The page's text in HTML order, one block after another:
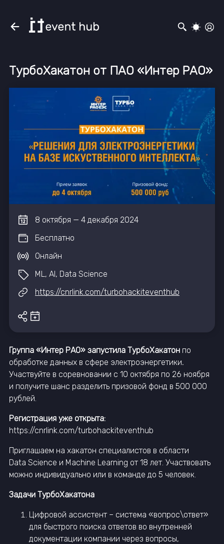
ТурбоХакатон от ПАО «Интер РАО»
8 октября — 4 декабря 2024
Бесплатно
Онлайн
ML, AI, Data Science
https://cnrlink.com/turbohackiteventhub
Группа «Интер РАО» запустила ТурбоХакатон по
обработке данных в сфере электроэнергетики.
Участвуйте в соревновании с 10 октября по 26 ноября
и получите шанс разделить призовой фонд в 500 000
рублей.
Регистрация уже открыта:
https://cnrlink.com/turbohackiteventhub
Приглашаем на хакатон специалистов в области
Data Science и Machine Learning от 18 лет. Участвовать
можно индивидуально или в команде до 5 человек.
Задачи ТурбоХакатона
Цифровой ассистент – система «вопрос\ответ»
для быстрого поиска ответов во внутренней
документации компании через вопросы,